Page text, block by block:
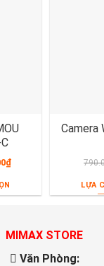
₫
Camera
LỰA
MIMAX STORE
Văn Phòng: